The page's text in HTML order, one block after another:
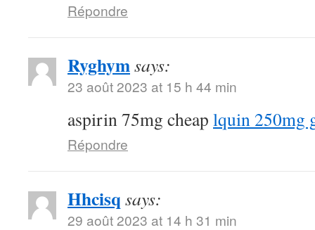
Répondre
Ryghymsays:
23 août 2023 at 15 h 44 min
aspirin 75mg cheap lquin 250mg
Répondre
Hhcisq says:
29 août 2023 at 14 h 31 min